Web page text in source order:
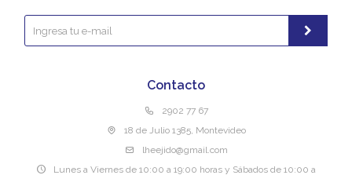
Contacto
2902 77 67
18 de Julio 1385, Montevideo
lheejido@gmail.com
Lunes a Viernes de 10:00 a 19:00 horas y Sábados de 10:00 a